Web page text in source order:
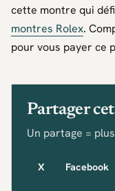
cette montre qui
montres Rolex.
pour vous payer ce
Partager
Un partage =
X Facebook